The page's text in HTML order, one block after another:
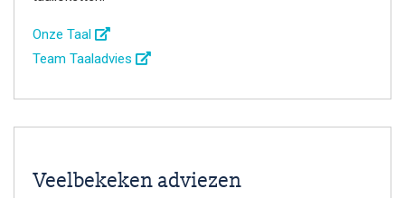
Onze Taal
Team Taaladvies
Veelbekeken adviezen